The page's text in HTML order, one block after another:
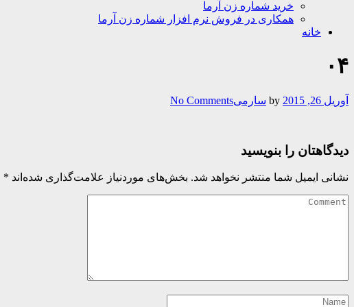
خرید شماره زن آرما
همکاری در فروش نرم افزار شماره زن آرما
خانه
۰۴
آوریل 26, 2015 سارمیNo Comments
دیدگاهتان را بنویسید
نشانی ایمیل شما منتشر نخواهد شد. بخش‌های موردنیاز علامت‌گذاری شده‌اند *